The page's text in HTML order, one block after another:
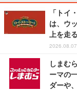
「トイ
は、ウ
上を走
しまむ
ーマの
ダーや